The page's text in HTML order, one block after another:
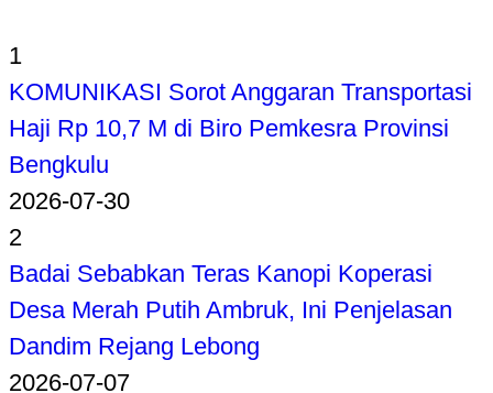
1
KOMUNIKASI Sorot Anggaran Transportasi
Haji Rp 10,7 M di Biro Pemkesra Provinsi
Bengkulu
2026-07-30
2
Badai Sebabkan Teras Kanopi Koperasi
Desa Merah Putih Ambruk, Ini Penjelasan
Dandim Rejang Lebong
2026-07-07